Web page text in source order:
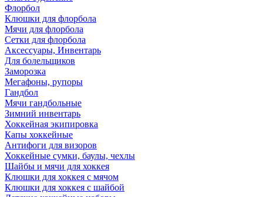
Флорбол
Клюшки для флорбола
Мячи для флорбола
Сетки для флорбола
Аксессуары, Инвентарь
Для болельщиков
Заморозка
Мегафоны, рупоры
Гандбол
Мячи гандбольные
Зимний инвентарь
Хоккейная экипировка
Капы хоккейные
Антифоги для визоров
Хоккейные сумки, баулы, чехлы
Шайбы и мячи для хоккея
Клюшки для хоккея с мячом
Клюшки для хоккея с шайбой